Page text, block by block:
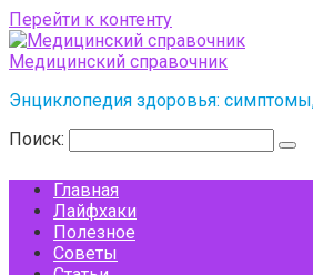
Перейти к контенту
Медицинский справочник
Энциклопедия здоровья:
Поиск:
Главная
Лайфхаки
Полезное
Советы